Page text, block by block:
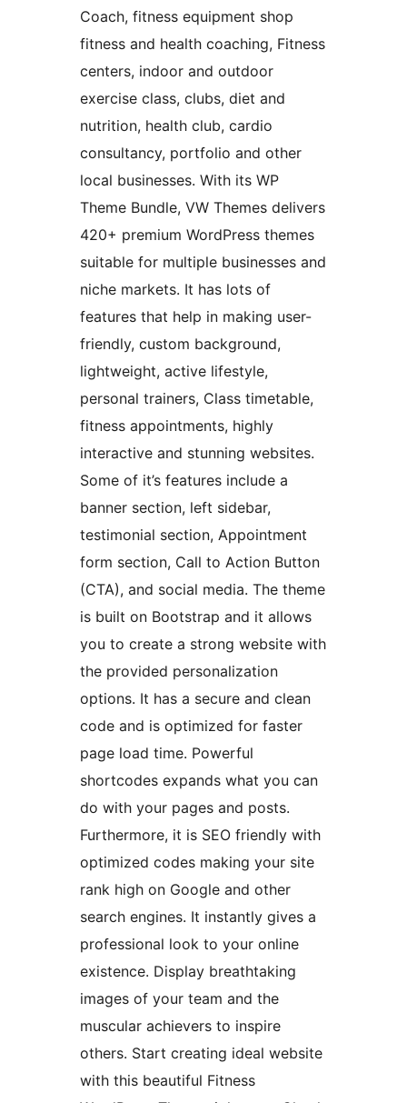
Coach, fitness equipment shop
fitness and health coaching, Fitness
centers, indoor and outdoor
exercise class, clubs, diet and
nutrition, health club, cardio
consultancy, portfolio and other
local businesses. With its WP
Theme Bundle, VW Themes delivers
420+ premium WordPress themes
suitable for multiple businesses and
niche markets. It has lots of
features that help in making user-
friendly, custom background,
lightweight, active lifestyle,
personal trainers, Class timetable,
fitness appointments, highly
interactive and stunning websites.
Some of it’s features include a
banner section, left sidebar,
testimonial section, Appointment
form section, Call to Action Button
(CTA), and social media. The theme
is built on Bootstrap and it allows
you to create a strong website with
the provided personalization
options. It has a secure and clean
code and is optimized for faster
page load time. Powerful
shortcodes expands what you can
do with your pages and posts.
Furthermore, it is SEO friendly with
optimized codes making your site
rank high on Google and other
search engines. It instantly gives a
professional look to your online
existence. Display breathtaking
images of your team and the
muscular achievers to inspire
others. Start creating ideal website
with this beautiful Fitness